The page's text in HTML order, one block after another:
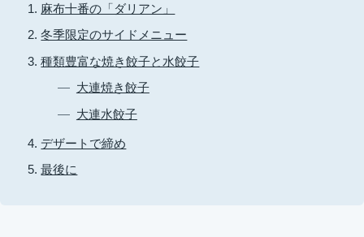
麻布十番の「ダリアン」
冬季限定のサイドメニュー
種類豊富な焼き餃子と水餃子
大連焼き餃子
大連水餃子
デザートで締め
最後に